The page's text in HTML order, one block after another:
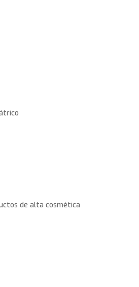
de alta cosmética